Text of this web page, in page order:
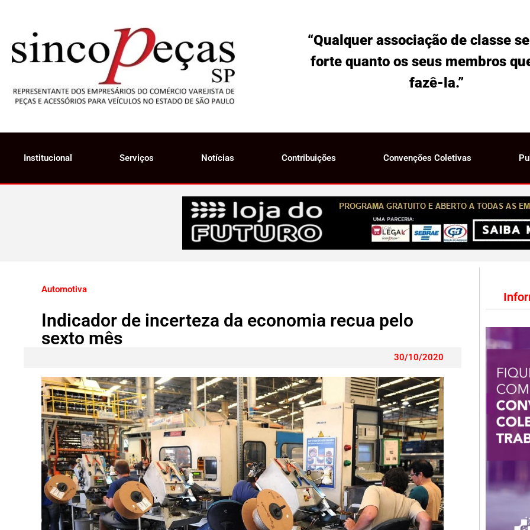
“Qualquer associação de classe
forte quanto os seus membros
fazê-la.”
Institucional Serviços Notícias Contribuições Convenções Coletivas
Automotiva
Indicador de incerteza da economia recua pelo
sexto mês
30/10/2020